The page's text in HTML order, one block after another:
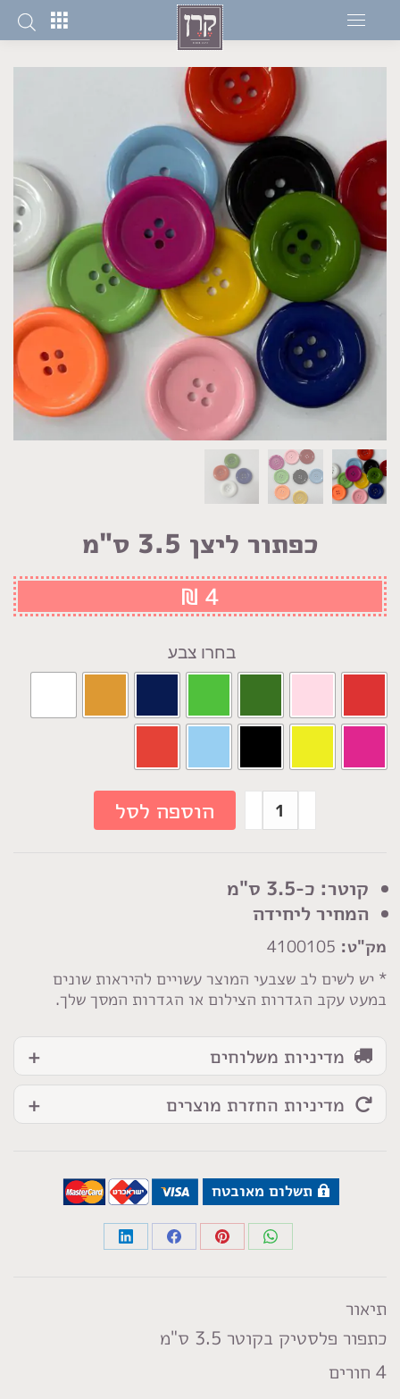
כפתור ליצן 3.5 ס"מ
קוטר: כ-3.5 ס"מ
המחיר ליחידה
מק"ט:
* יש לשים לב שצבעי המוצר עשויים להיראות שונים
במעט עקב הגדרות הצילום או הגדרות המסך שלך.
₪ 4
צבע
כמות
של
ליצן
3.5
ס"מ
הוספה לסל
מדיניות משלוחים
מדיניות החזרת מוצרים
תשלום מאובטח
Share
Share
Share
Share
תיאור
כתפור פלסטיק בקוטר 3.5 ס"מ
4 חורים